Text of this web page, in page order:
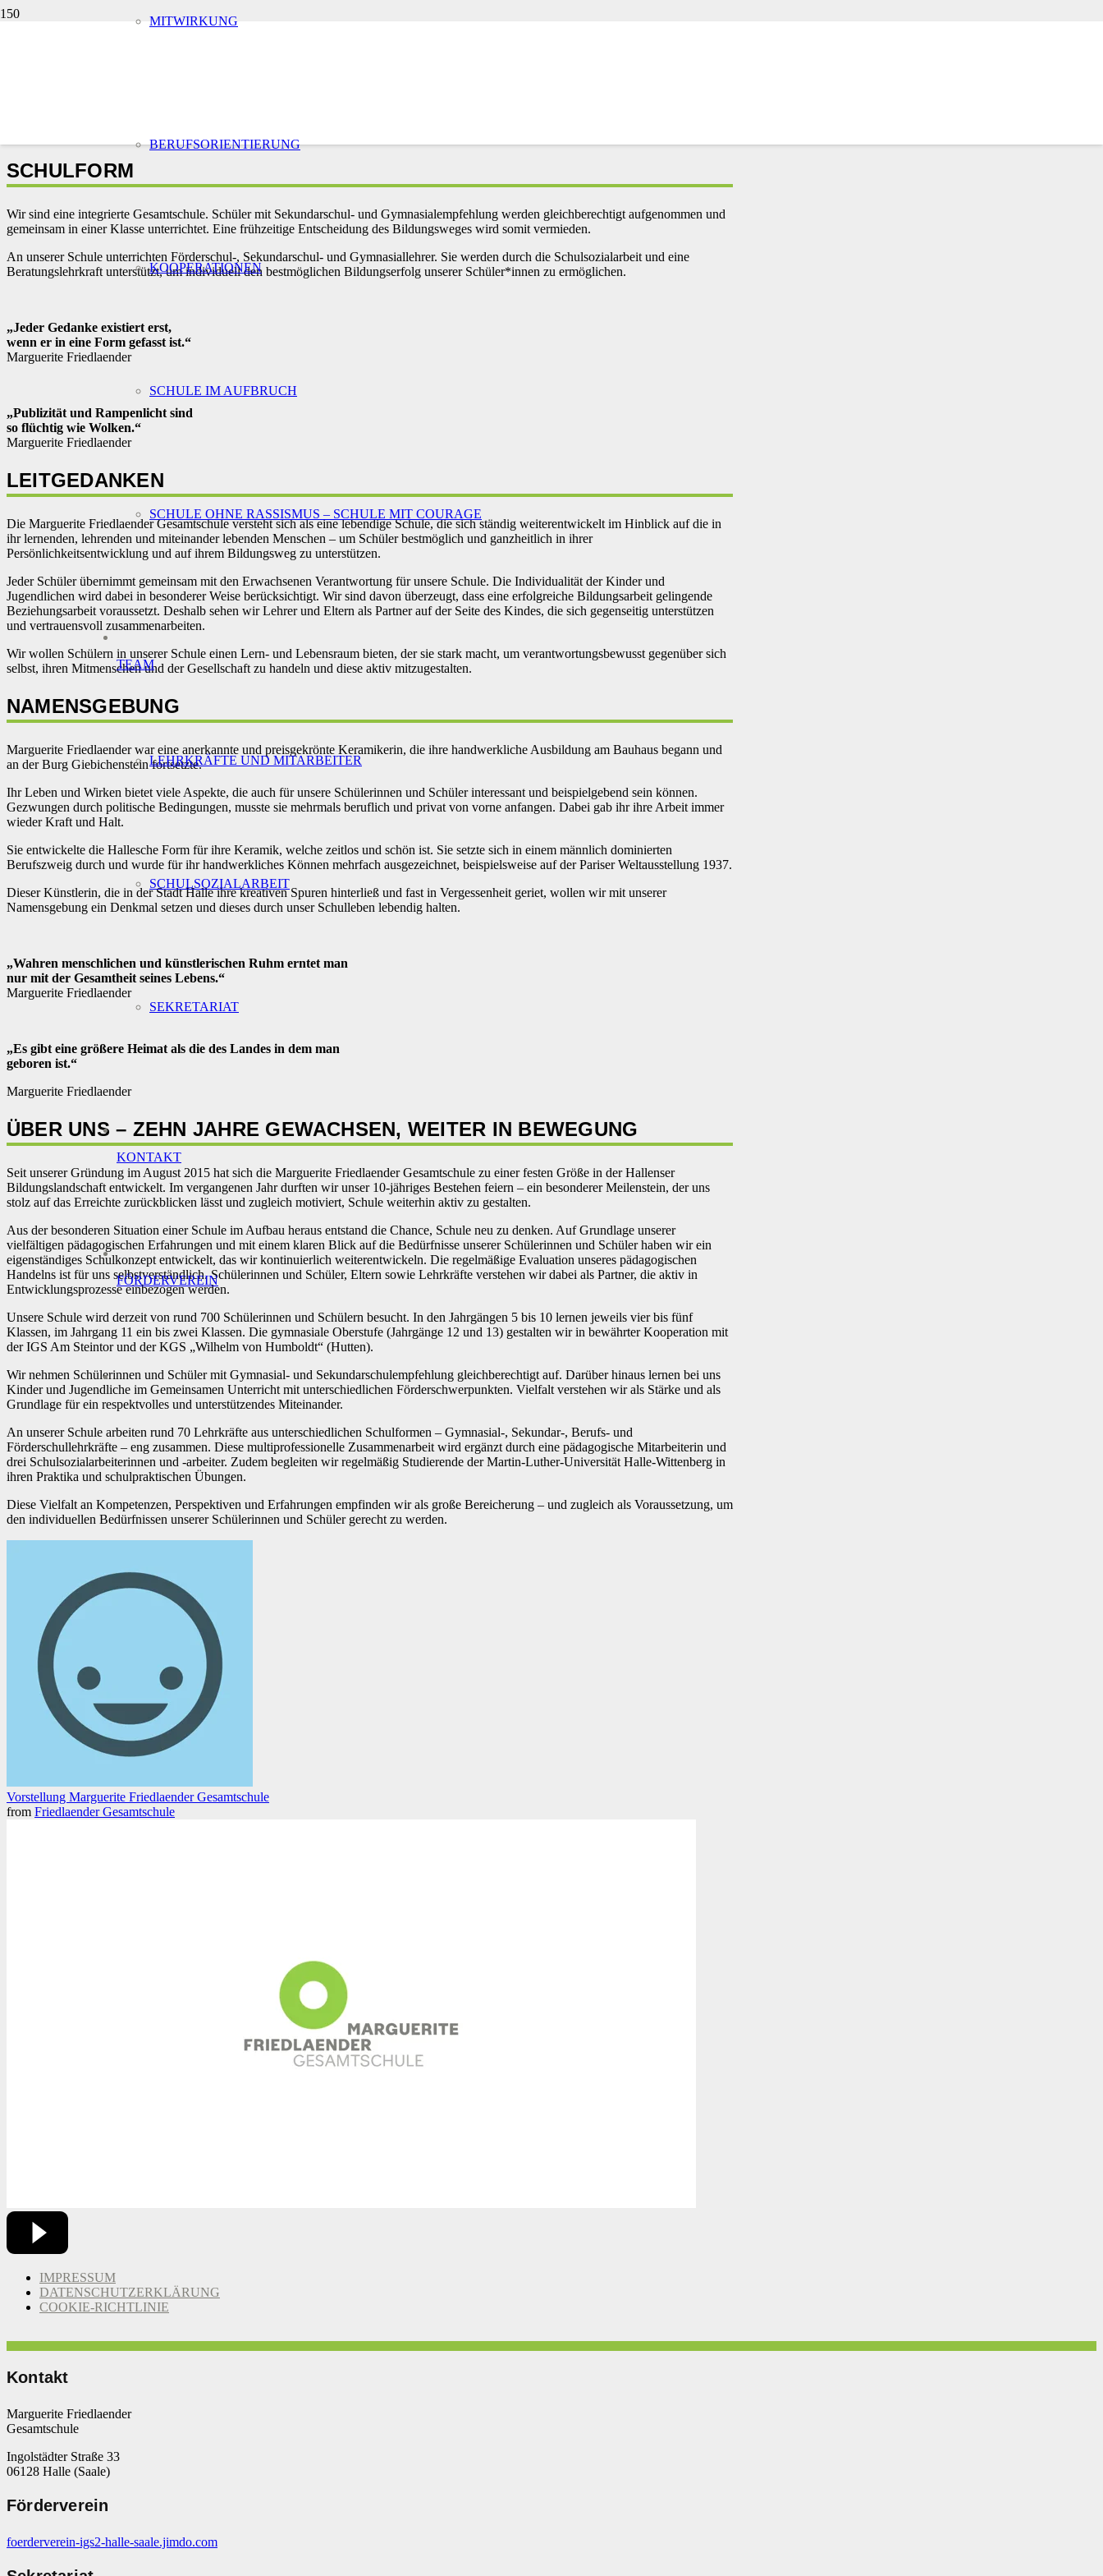
MITWIRKUNG
BERUFSORIENTIERUNG
KOOPERATIONEN
SCHULE IM AUFBRUCH
SCHULE OHNE RASSISMUS – SCHULE MIT COURAGE
TEAM
LEHRKRÄFTE UND MITARBEITER
SCHULSOZIALARBEIT
SEKRETARIAT
KONTAKT
FÖRDERVEREIN
SCHULFORM
Wir sind eine integrierte Gesamtschule. Schüler mit Sekundarschul- und Gymnasialempfehlung werden gleichberechtigt aufgenommen und
gemeinsam in einer Klasse unterrichtet. Eine frühzeitige Entscheidung des Bildungsweges wird somit vermieden.
An unserer Schule unterrichten Förderschul-, Sekundarschul- und Gymnasiallehrer. Sie werden durch die Schulsozialarbeit und eine
Beratungslehrkraft unterstützt, um individuell den bestmöglichen Bildungserfolg unserer Schüler*innen zu ermöglichen.
„Jeder Gedanke existiert erst,
wenn er in eine Form gefasst ist.“
Marguerite Friedlaender
„Publizität und Rampenlicht sind
so flüchtig wie Wolken.“
Marguerite Friedlaender
LEITGEDANKEN
Die Marguerite Friedlaender Gesamtschule versteht sich als eine lebendige Schule, die sich ständig weiterentwickelt im Hinblick auf die in
ihr lernenden, lehrenden und miteinander lebenden Menschen – um Schüler bestmöglich und ganzheitlich in ihrer
Persönlichkeitsentwicklung und auf ihrem Bildungsweg zu unterstützen.
Jeder Schüler übernimmt gemeinsam mit den Erwachsenen Verantwortung für unsere Schule. Die Individualität der Kinder und
Jugendlichen wird dabei in besonderer Weise berücksichtigt. Wir sind davon überzeugt, dass eine erfolgreiche Bildungsarbeit gelingende
Beziehungsarbeit voraussetzt. Deshalb sehen wir Lehrer und Eltern als Partner auf der Seite des Kindes, die sich gegenseitig unterstützen
und vertrauensvoll zusammenarbeiten.
Wir wollen Schülern in unserer Schule einen Lern- und Lebensraum bieten, der sie stark macht, um verantwortungsbewusst gegenüber sich
selbst, ihren Mitmenschen und der Gesellschaft zu handeln und diese aktiv mitzugestalten.
NAMENSGEBUNG
Marguerite Friedlaender war eine anerkannte und preisgekrönte Keramikerin, die ihre handwerkliche Ausbildung am Bauhaus begann und
an der Burg Giebichenstein fortsetzte.
Ihr Leben und Wirken bietet viele Aspekte, die auch für unsere Schülerinnen und Schüler interessant und beispielgebend sein können.
Gezwungen durch politische Bedingungen, musste sie mehrmals beruflich und privat von vorne anfangen. Dabei gab ihr ihre Arbeit immer
wieder Kraft und Halt.
Sie entwickelte die Hallesche Form für ihre Keramik, welche zeitlos und schön ist. Sie setzte sich in einem männlich dominierten
Berufszweig durch und wurde für ihr handwerkliches Können mehrfach ausgezeichnet, beispielsweise auf der Pariser Weltausstellung 1937.
Dieser Künstlerin, die in der Stadt Halle ihre kreativen Spuren hinterließ und fast in Vergessenheit geriet, wollen wir mit unserer
Namensgebung ein Denkmal setzen und dieses durch unser Schulleben lebendig halten.
„Wahren menschlichen und künstlerischen Ruhm erntet man
nur mit der Gesamtheit seines Lebens.“
Marguerite Friedlaender
„Es gibt eine größere Heimat als die des Landes in dem man
geboren ist.“
Marguerite Friedlaender
ÜBER UNS – ZEHN JAHRE GEWACHSEN, WEITER IN BEWEGUNG
Seit unserer Gründung im August 2015 hat sich die Marguerite Friedlaender Gesamtschule zu einer festen Größe in der Hallenser
Bildungslandschaft entwickelt. Im vergangenen Jahr durften wir unser 10-jähriges Bestehen feiern – ein besonderer Meilenstein, der uns
stolz auf das Erreichte zurückblicken lässt und zugleich motiviert, Schule weiterhin aktiv zu gestalten.
Aus der besonderen Situation einer Schule im Aufbau heraus entstand die Chance, Schule neu zu denken. Auf Grundlage unserer
vielfältigen pädagogischen Erfahrungen und mit einem klaren Blick auf die Bedürfnisse unserer Schülerinnen und Schüler haben wir ein
eigenständiges Schulkonzept entwickelt, das wir kontinuierlich weiterentwickeln. Die regelmäßige Evaluation unseres pädagogischen
Handelns ist für uns selbstverständlich. Schülerinnen und Schüler, Eltern sowie Lehrkräfte verstehen wir dabei als Partner, die aktiv in
Entwicklungsprozesse einbezogen werden.
Unsere Schule wird derzeit von rund 700 Schülerinnen und Schülern besucht. In den Jahrgängen 5 bis 10 lernen jeweils vier bis fünf
Klassen, im Jahrgang 11 ein bis zwei Klassen. Die gymnasiale Oberstufe (Jahrgänge 12 und 13) gestalten wir in bewährter Kooperation mit
der IGS Am Steintor und der KGS „Wilhelm von Humboldt“ (Hutten).
Wir nehmen Schülerinnen und Schüler mit Gymnasial- und Sekundarschulempfehlung gleichberechtigt auf. Darüber hinaus lernen bei uns
Kinder und Jugendliche im Gemeinsamen Unterricht mit unterschiedlichen Förderschwerpunkten. Vielfalt verstehen wir als Stärke und als
Grundlage für ein respektvolles und unterstützendes Miteinander.
An unserer Schule arbeiten rund 70 Lehrkräfte aus unterschiedlichen Schulformen – Gymnasial-, Sekundar-, Berufs- und
Förderschullehrkräfte – eng zusammen. Diese multiprofessionelle Zusammenarbeit wird ergänzt durch eine pädagogische Mitarbeiterin und
drei Schulsozialarbeiterinnen und -arbeiter. Zudem begleiten wir regelmäßig Studierende der Martin-Luther-Universität Halle-Wittenberg in
ihren Praktika und schulpraktischen Übungen.
Diese Vielfalt an Kompetenzen, Perspektiven und Erfahrungen empfinden wir als große Bereicherung – und zugleich als Voraussetzung, um
den individuellen Bedürfnissen unserer Schülerinnen und Schüler gerecht zu werden.
Vorstellung Marguerite Friedlaender Gesamtschule
from Friedlaender Gesamtschule
IMPRESSUM
DATENSCHUTZERKLÄRUNG
COOKIE-RICHTLINIE
Kontakt
Marguerite Friedlaender
Gesamtschule
Ingolstädter Straße 33
06128 Halle (Saale)
Förderverein
foerderverein-igs2-halle-saale.jimdo.com